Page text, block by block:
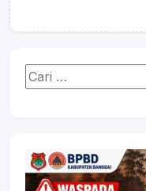
Cari
untuk: